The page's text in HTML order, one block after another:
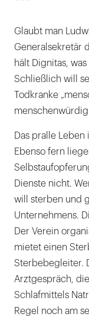
Glaubt man
Generalsekretär
hält Dignitas,
Schließlich will
Todkranke
Das pralle
Ebenso fern
Dienste nicht.
will sterben und
Unternehmens.
Der Verein
mietet einen
Sterbebegleiter.
Arztgespräch,
Schlafmittels
Regel noch am